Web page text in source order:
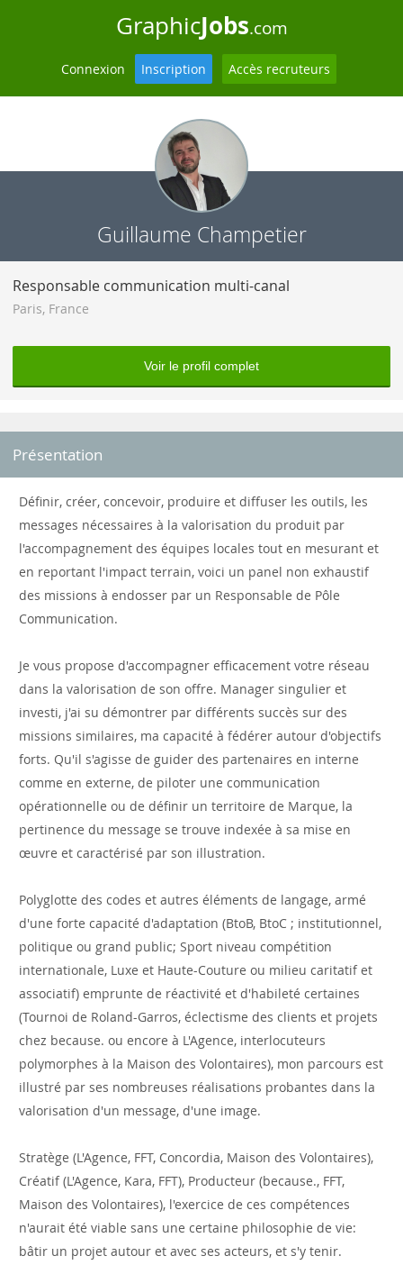
GraphicJobs.com
Connexion Inscription Accès recruteurs
Guillaume Champetier
Responsable communication multi-canal
Paris, France
Voir le profil complet
Présentation
Définir, créer, concevoir, produire et diffuser les outils, les
messages nécessaires à la valorisation du produit par
l'accompagnement des équipes locales tout en mesurant et
en reportant l'impact terrain, voici un panel non exhaustif
des missions à endosser par un Responsable de Pôle
Communication.
Je vous propose d'accompagner efficacement votre réseau
dans la valorisation de son offre. Manager singulier et
investi, j'ai su démontrer par différents succès sur des
missions similaires, ma capacité à fédérer autour d'objectifs
forts. Qu'il s'agisse de guider des partenaires en interne
comme en externe, de piloter une communication
opérationnelle ou de définir un territoire de Marque, la
pertinence du message se trouve indexée à sa mise en
œuvre et caractérisé par son illustration.
Polyglotte des codes et autres éléments de langage, armé
d'une forte capacité d'adaptation (BtoB, BtoC ; institutionnel,
politique ou grand public; Sport niveau compétition
internationale, Luxe et Haute-Couture ou milieu caritatif et
associatif) emprunte de réactivité et d'habileté certaines
(Tournoi de Roland-Garros, éclectisme des clients et projets
chez because. ou encore à L'Agence, interlocuteurs
polymorphes à la Maison des Volontaires), mon parcours est
illustré par ses nombreuses réalisations probantes dans la
valorisation d'un message, d'une image.
Stratège (L'Agence, FFT, Concordia, Maison des Volontaires),
Créatif (L'Agence, Kara, FFT), Producteur (because., FFT,
Maison des Volontaires), l'exercice de ces compétences
n'aurait été viable sans une certaine philosophie de vie:
bâtir un projet autour et avec ses acteurs, et s'y tenir.